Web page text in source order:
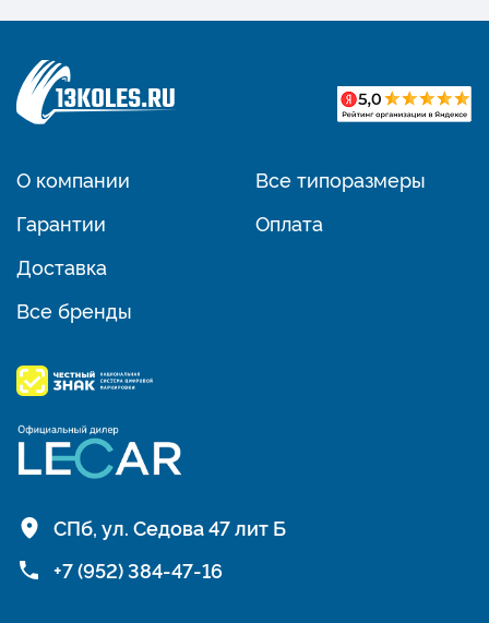
О компании
Гарантии
Доставка
Все бренды
Все типоразмеры
Оплата
СПб, ул. Седова 47 лит Б
+7 (952) 384-47-16